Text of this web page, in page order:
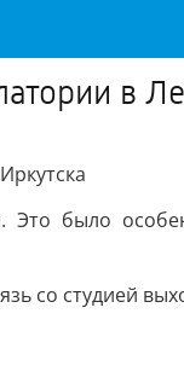
в
было
со студией